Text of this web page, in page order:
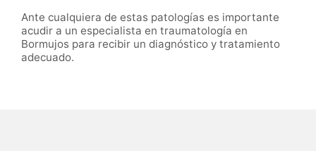
Ante cualquiera de estas patologías es importante
acudir a un especialista en traumatología en
Bormujos para recibir un diagnóstico y tratamiento
adecuado.